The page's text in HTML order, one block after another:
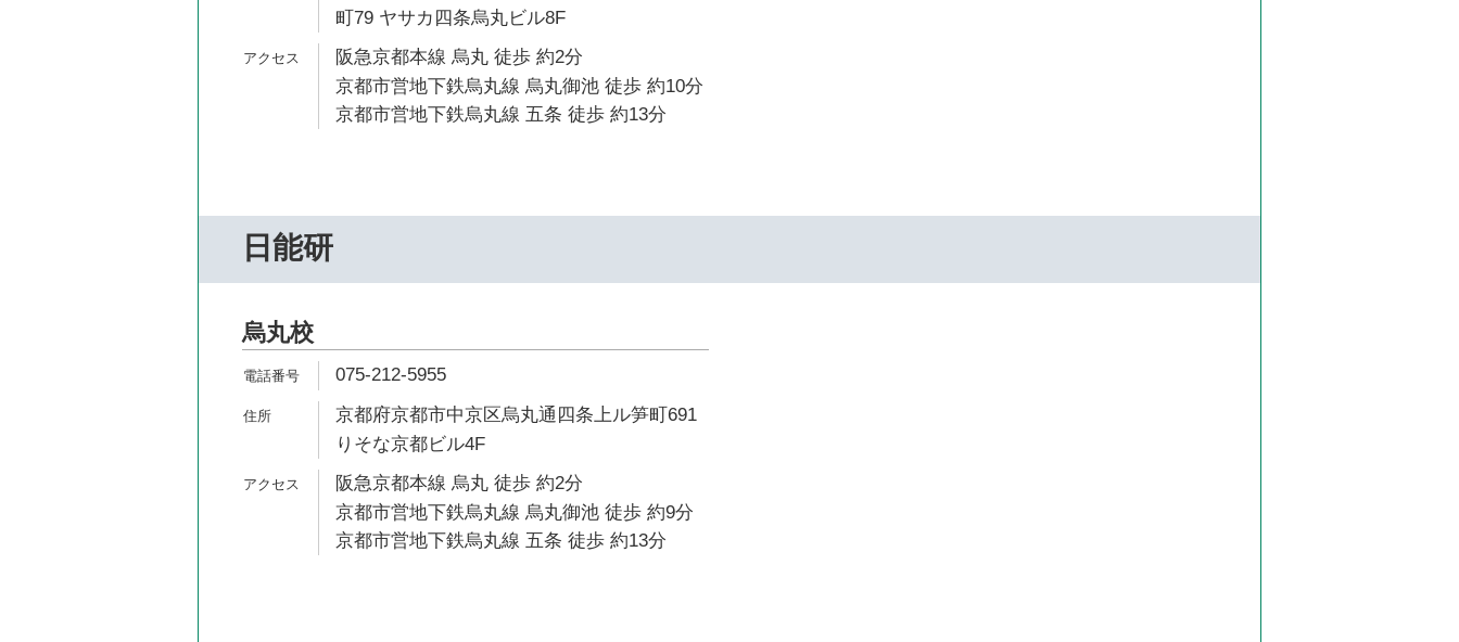
町79 ヤサカ四条烏丸ビル8F
阪急京都本線 烏丸 徒歩 約2分
京都市営地下鉄烏丸線 烏丸御池 徒歩 約10分
京都市営地下鉄烏丸線 五条 徒歩 約13分
日能研
烏丸校
075-212-5955
京都府京都市中京区烏丸通四条上ル笋町691
りそな京都ビル4F
阪急京都本線 烏丸 徒歩 約2分
京都市営地下鉄烏丸線 烏丸御池 徒歩 約9分
京都市営地下鉄烏丸線 五条 徒歩 約13分